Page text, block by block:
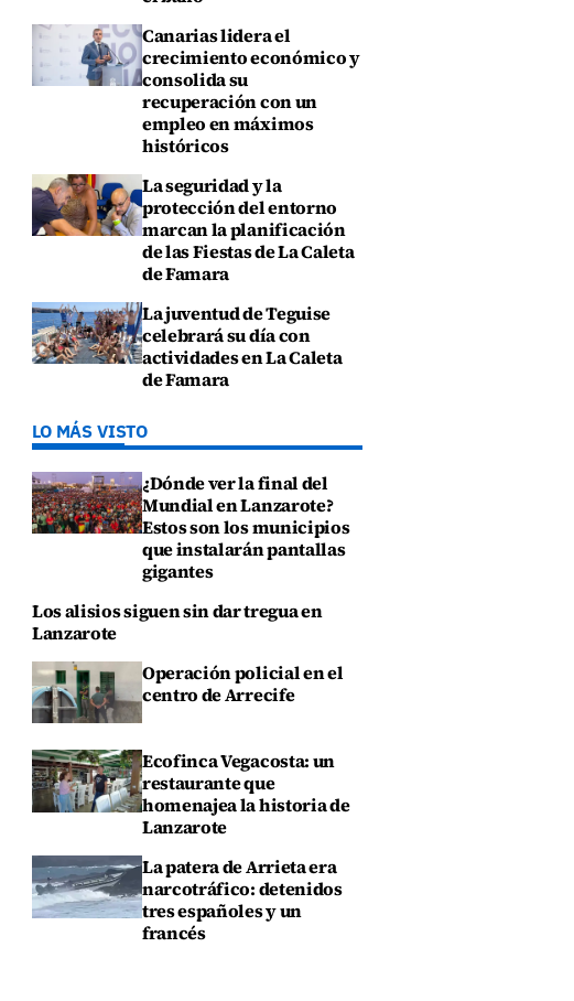
Canarias lidera el
crecimiento económico y
consolida su
recuperación con un
empleo en máximos
históricos
La seguridad y la
protección del entorno
marcan la planificación
de las Fiestas de La Caleta
de Famara
La juventud de Teguise
celebrará su día con
actividades en La Caleta
de Famara
LO MÁS VISTO
¿Dónde ver la final del
Mundial en Lanzarote?
Estos son los municipios
que instalarán pantallas
gigantes
Los alisios siguen sin dar tregua en
Lanzarote
Operación policial en el
centro de Arrecife
Ecofinca Vegacosta: un
restaurante que
homenajea la historia de
Lanzarote
La patera de Arrieta era
narcotráfico: detenidos
tres españoles y un
francés